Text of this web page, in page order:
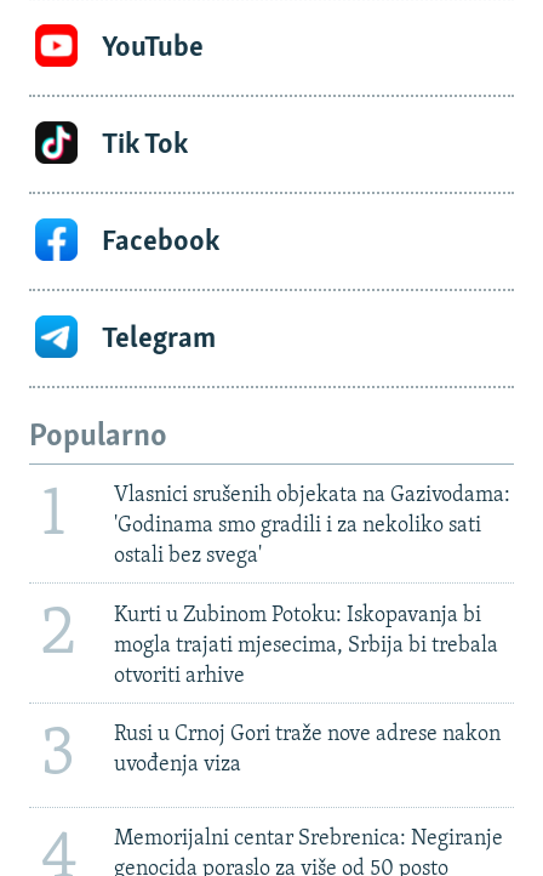
YouTube
Tik Tok
Facebook
Telegram
Popularno
1
Vlasnici srušenih objekata na Gazivodama:
'Godinama smo gradili i za nekoliko sati
ostali bez svega'
2
Kurti u Zubinom Potoku: Iskopavanja bi
mogla trajati mjesecima, Srbija bi trebala
otvoriti arhive
3
Rusi u Crnoj Gori traže nove adrese nakon
uvođenja viza
4
Memorijalni centar Srebrenica: Negiranje
genocida poraslo za više od 50 posto